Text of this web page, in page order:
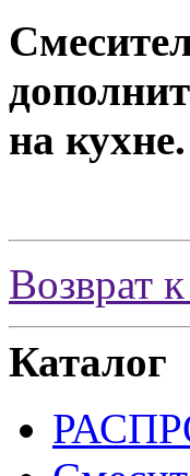
на кухне.
Возврат
Каталог